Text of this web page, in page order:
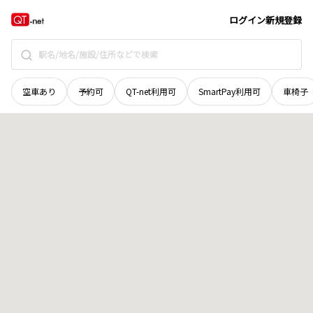
ログイン新規登録
空車あり 予約可 QT-net利用可 SmartPay利用可 車椅子
宮城県